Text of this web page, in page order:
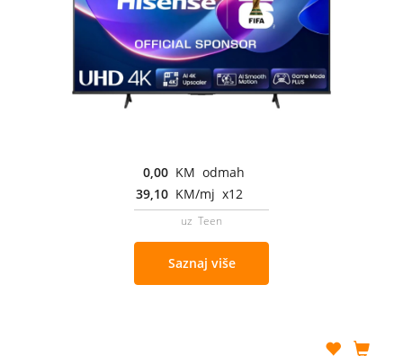
0,00 KM odmah
39,10 KM/mj x12
uz Teen
Saznaj više